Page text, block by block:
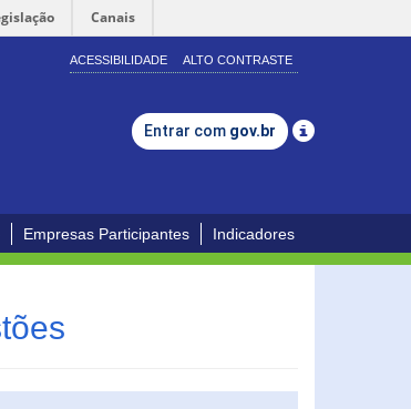
Canais
ACESSIBILIDADE ALTO CONTRASTE
Entrar com gov.br
Empresas Participantes Indicadores